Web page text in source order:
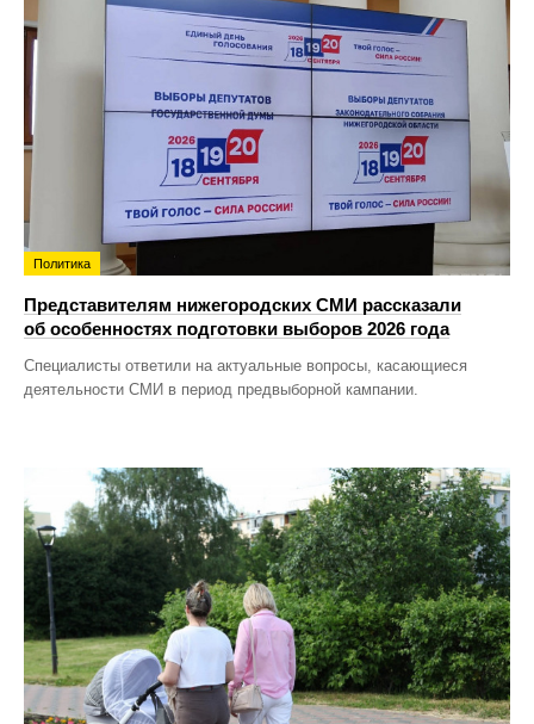
Политика
Представителям нижегородских СМИ рассказали
об особенностях подготовки выборов 2026 года
Специалисты ответили на актуальные вопросы, касающиеся
деятельности СМИ в период предвыборной кампании.